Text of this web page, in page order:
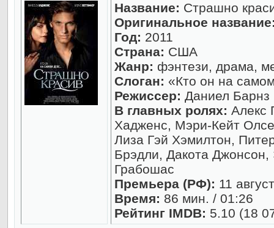
Название: Страшно
Оригинальное
Год: 2011
Страна: США
Жанр: фэнтези, драма,
Слоган: «Кто он на
Режиссер: Даниел Барнз
В главных ролях: Алекс
Хадженс, Мэри-Кейт
Лиза Гэй Хэмилтон,
Брэдли, Дакота Джонсон,
Грабошас
Премьера (РФ): 11
Время: 86 мин. / 01:26
Рейтинг IMDB: 5.10 (18